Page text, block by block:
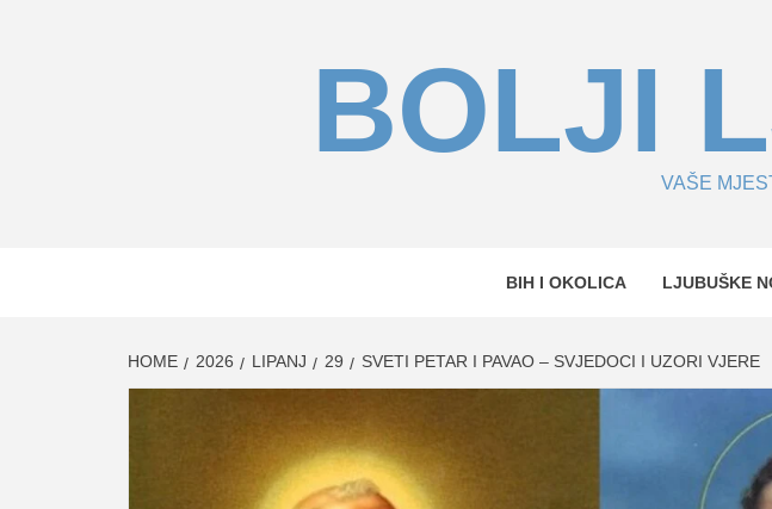
BOLJI
VAŠE
BIH I OKOLICA LJUBUŠKE
HOME 2026 LIPANJ 29 SVETI PETAR I PAVAO – SVJEDOCI I UZORI VJERE